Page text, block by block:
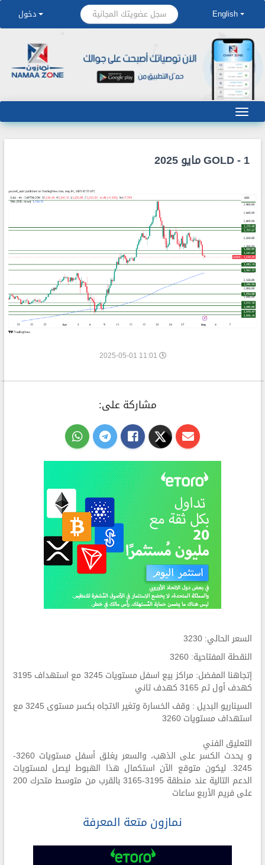
English سجل عضويتك المجانية دخول
GOLD - 1 مايو 2025
مشاركة على:
السعر الحالي: 3230
النقطة المفتاحية: 3260
إتجاهنا المفضل: مراكز بيع اسفل مستويات 3245 مع استهداف 3195
كهدف أول ثم 3165 كهدف ثاني
السيناريو البديل : وقف الخسارة وتغير الاتجاه بكسر مستوى 3245 مع
استهداف مستويات 3260
التعليق الفني
و يحدث الكسر على الذهب، والسعر يغلق أسفل مستويات 3260-
3245. ليكون متوقع الآن استكمال هذا الهبوط ليصل لمستويات
الدعم التالية عند منطقة 3195-3165 بالقرب من متوسط متحرك 200
على فريم الأربع ساعات
نمازون متعة المعرفة